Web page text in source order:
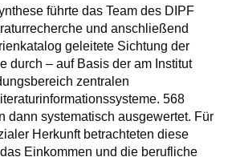
führte das Team des DIPF
und anschließend
geleitete Sichtung der
durch – auf Basis der am Institut
zentralen
568
dann systematisch ausgewertet. Für
Herkunft betrachteten diese
Einkommen und die berufliche